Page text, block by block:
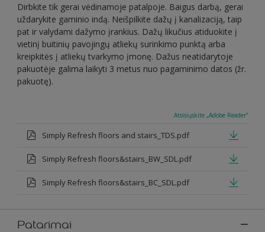
Dirbkite tik gerai vėdinamoje patalpoje. Baigus darbą, gerai
uždarykite gaminio indą. Neišpilkite dažų į kanalizaciją, taip
pat ir valydami dažymo įrankius. Dažų likučius atiduokite į
vietinį buitinių pavojingų atliekų surinkimo punktą arba
kreipkitės į atliekų tvarkymo įmonę. Dažus neatidarytoje
pakuotėje galima laikyti 3 metus nuo pagaminimo datos (žr.
pakuotę).
Atsisiųskite „Adobe Reader“
Simply Refresh floors and stairs_TDS.pdf
Simply Refresh floors&stairs_BW_SDL.pdf
Simply Refresh floors&stairs_BC_SDL.pdf
Patarimai